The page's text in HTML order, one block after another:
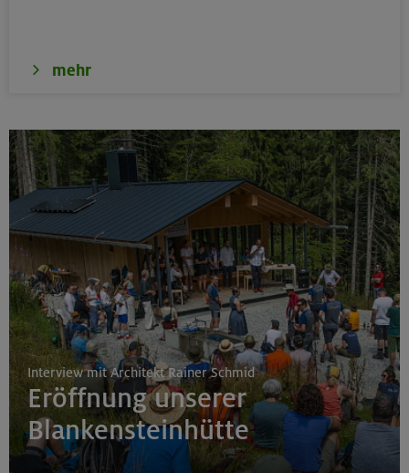
mehr
Interview mit Architekt Rainer Schmid
Eröffnung unserer
Blankensteinhütte